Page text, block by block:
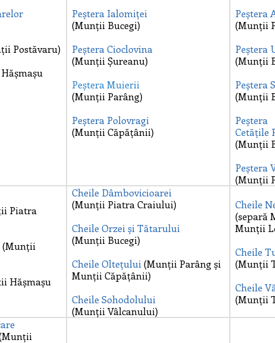
Postăvaru)
Peștera Ialomiței
(Munții Bucegi)
Peștera Cioclovina
(Munții Șureanu)
Peștera Muierii
(Munții Parâng)
Peștera Polovragi
(Munții Căpățânii)
Peștera
(Munții
Peștera
(Munții
Peștera
(Munții
Peștera
Cetățile
(Munții
Peștera
(Munții
Piatra
(Munții
Hășmașu
Cheile Dâmbovicioarei
(Munții Piatra Craiului)
Cheile Orzei și Tătarului
(Munții Bucegi)
Cheile Oltețului (Munții Parâng și
Munții Căpățânii)
Cheile Sohodolului
(Munții Vâlcanului)
Cheile
(separă
Munții
Cheile
(Munții
Cheile
(Munții